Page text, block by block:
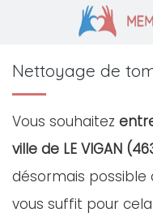
Nettoyage de
Vous souhaitez
ville de LE VIGAN
désormais possible
vous suffit pour